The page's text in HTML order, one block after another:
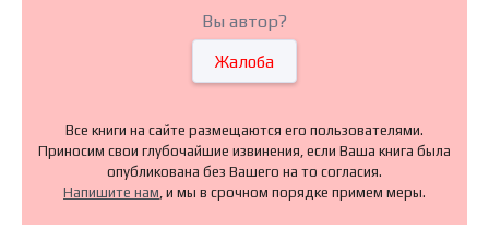
Вы автор?
Жалоба
Все книги на сайте размещаются его пользователями.
Приносим свои глубочайшие извинения, если Ваша книга была
опубликована без Вашего на то согласия.
Напишите нам, и мы в срочном порядке примем меры.